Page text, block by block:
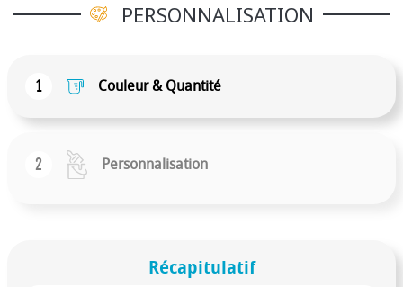
PERSONNALISATION
1 Couleur & Quantité
2 Personnalisation
Récapitulatif